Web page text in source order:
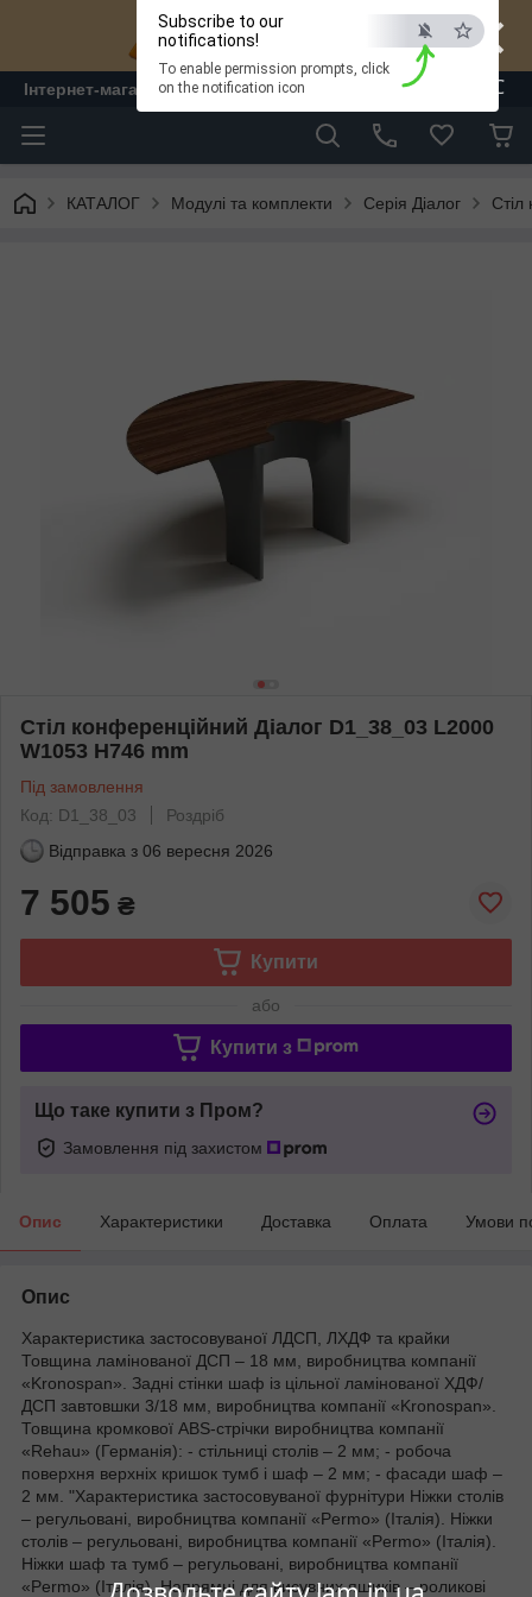
×
ESC
Subscribe to our
notifications!
To enable permission prompts, click
on the notification icon
Інтернет-магазин "ЛАМ" - меблі
КАТАЛОГ Модулі та комплекти Серія Діалог
Стіл конференційний Діалог D1_38_03 L2000
W1053 H746 mm
Під замовлення
Код: D1_38_03
Роздріб
Відправка з 06 вересня 2026
7 505 ₴
Купити
або
Купити з
Що таке купити з Пром?
Замовлення під захистом
Опис Характеристики Доставка Оплата Умови
Опис
Характеристика застосовуваної ЛДСП, ЛХДФ та крайки
Товщина ламінованої ДСП – 18 мм, виробництва компанії
«Kronospan». Задні стінки шаф із цільної ламінованої ХДФ/
ДСП завтовшки 3/18 мм, виробництва компанії «Kronospan».
Товщина кромкової ABS-стрічки виробництва компанії
«Rehau» (Германія): - стільниці столів – 2 мм; - робоча
поверхня верхніх кришок тумб і шаф – 2 мм; - фасади шаф –
2 мм. "Характеристика застосовуваної фурнітури Ніжки столів
– регульовані, виробництва компанії «Permo» (Італія). Ніжки
столів – регульовані, виробництва компанії «Permo» (Італія).
Ніжки шаф та тумб – регульовані, виробництва компанії
«Permo» (Італія). Напрямні для висувних ящиків – роликові